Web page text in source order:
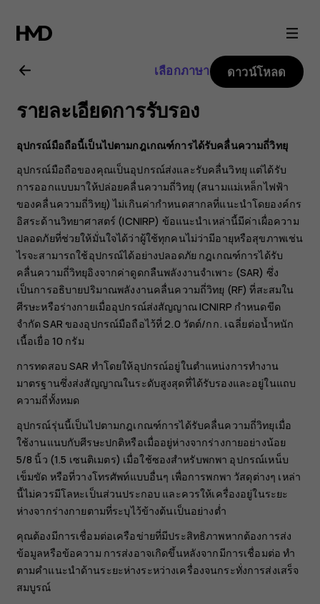
คู่มือ
ผู้
ใช้
Nokia
C10
เลือกภาษา ดาวน์โหลด
รายละเอียดการรับรอง
อุปกรณ์มือถือนี้เป็นไปตามกฎเกณฑ์การได้รับคลื่นความถี่วิทยุ
อุปกรณ์มือถือของคุณเป็นอุปกรณ์ส่งและรับคลื่นวิทยุ แต่ได้รับ
การออกแบบมาให้ปล่อยคลื่นความถี่วิทยุ (สนามแม่เหล็กไฟฟ้า
ของคลื่นความถี่วิทยุ) ไม่เกินค่ากำหนดสากลที่แนะนำโดยองค์กร
อิสระด้านวิทยาศาสตร์ (ICNIRP) ข้อแนะนำเหล่านี้มีค่าเผื่อความ
ปลอดภัยที่ช่วยให้มั่นใจได้ว่าผู้ใช้ทุกคนไม่ว่ามีอายุหรือสุขภาพเช่น
ไรจะสามารถใช้อุปกรณ์ได้อย่างปลอดภัย กฎเกณฑ์การได้รับ
คลื่นความถี่วิทยุอิงจากค่าดูดกลืนพลังงานจำเพาะ (SAR) ซึ่ง
เป็นการอธิบายปริมาณพลังงานคลื่นความถี่วิทยุ (RF) ที่สะสมใน
ศีรษะหรือร่างกายเมื่ออุปกรณ์ส่งสัญญาณ ICNIRP กำหนดขีด
จำกัด SAR ของอุปกรณ์มือถือไว้ที่ 2.0 วัตต์/กก. เฉลี่ยต่อน้ำหนัก
เนื้อเยื่อ 10 กรัม
การทดสอบ SAR ทำโดยให้อุปกรณ์อยู่ในตำแหน่งการทำงาน
มาตรฐานซึ่งส่งสัญญาณในระดับสูงสุดที่ได้รับรองและอยู่ในแถบ
ความถี่ทั้งหมด
อุปกรณ์รุ่นนี้เป็นไปตามกฎเกณฑ์การได้รับคลื่นความถี่วิทยุเมื่อ
ใช้งานแนบกับศีรษะปกติหรือเมื่ออยู่ห่างจากร่างกายอย่างน้อย
5/8 นิ้ว (1.5 เซนติเมตร) เมื่อใช้ซองสำหรับพกพา อุปกรณ์เหน็บ
เข็มขัด หรือที่วางโทรศัพท์แบบอื่นๆ เพื่อการพกพา วัสดุต่างๆ เหล่า
นี้ไม่ควรมีโลหะเป็นส่วนประกอบ และควรให้เครื่องอยู่ในระยะ
ห่างจากร่างกายตามที่ระบุไว้ข้างต้นเป็นอย่างต่ำ
คุณต้องมีการเชื่อมต่อเครือข่ายที่มีประสิทธิภาพหากต้องการส่ง
ข้อมูลหรือข้อความ การส่งอาจเกิดขึ้นหลังจากมีการเชื่อมต่อ ทำ
ตามคำแนะนำด้านระยะห่างระหว่างเครื่องจนกระทั่งการส่งเสร็จ
สมบูรณ์